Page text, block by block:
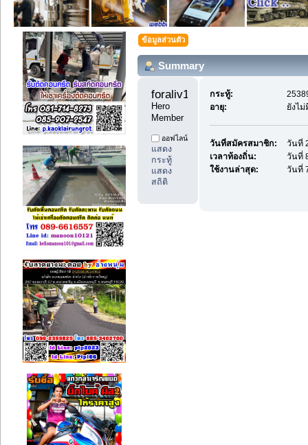
ข้อมูลส่วนตัว
Summary
Hero
Member
ออฟไลน์
แสดง
กระทู้
แสดง
สถิติ
กระทู้:
อายุ:
ยังไ
วันที่สมัครสมาชิก:
วันที่
เวลาท้องถิ่น:
วันที่
ใช้งานล่าสุด:
วันที่